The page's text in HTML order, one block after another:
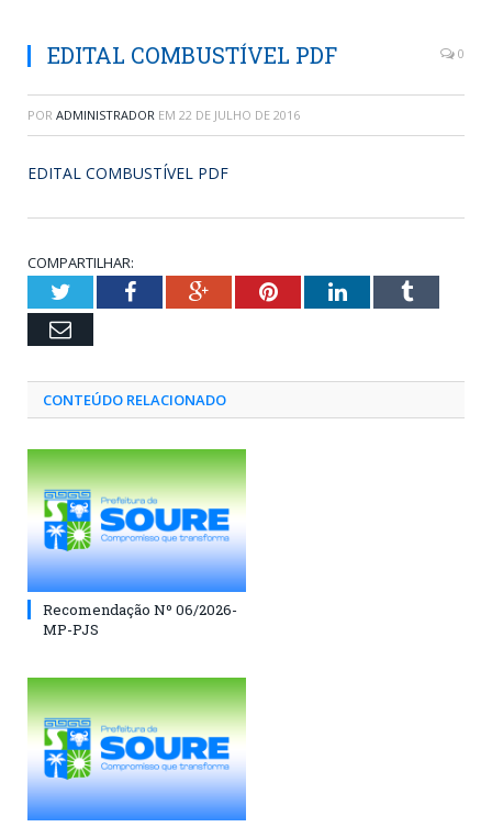
EDITAL COMBUSTÍVEL PDF 0
POR ADMINISTRADOR EM 22 DE JULHO DE 2016
EDITAL COMBUSTÍVEL PDF
COMPARTILHAR:
TwitterFacebookGoogle+PinterestLinkedInTumblr
Email
CONTEÚDO RELACIONADO
Recomendação Nº 06/2026-
MP-PJS